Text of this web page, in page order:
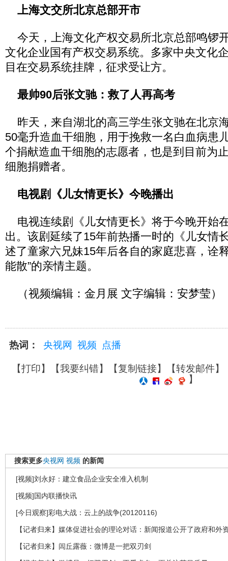
上海文交所北京总部开市
今天，上海文化产权交易所北京总部鸣锣
文化企业国有产权交易系统。多家中央文化
目在交易系统挂牌，征求受让方。
最帅90后张文驰：救了人再高考
昨天，来自湖北的高三学生张文驰在北京
50毫升造血干细胞，用于挽救一名白血病患
个捐献造血干细胞的志愿者，也是到目前为
细胞捐赠者。
电视剧《儿女情更长》今晚播出
电视连续剧《儿女情更长》将于今晚开始
出。该剧延续了15年前热播一时的《儿女情
述了童家六兄妹15年后各自的家庭悲喜，诠
能散”的亲情主题。
（视频编辑：金月展 文字编辑：安梦莹）
热词： 央视网 视频 点播
【打印】【我要纠错】【复制链接】【转发邮件】
】
搜索更多央视网 视频 的新闻
[视频]刘永好：建立食品企业安全准入机制
[视频]国内联播快讯
[今日观察]彩电大战：云上的战争(20120116)
【记者归来】媒体促进社会的理论对话：新闻报道公开了政府和外
【记者归来】闾丘露薇：微博是一把双刃剑